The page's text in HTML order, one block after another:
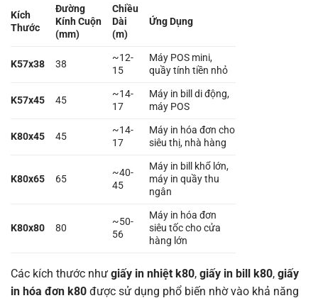
Kích
Thước
Đường
Kính Cuộn
(mm)
Chiều
Dài
(m)
Ứng Dụng
K57x38 38
~12-
15
Máy POS mini,
quầy tính tiền nhỏ
K57x45 45
~14-
17
Máy in bill di động,
máy POS
K80x45 45
~14-
17
Máy in hóa đơn cho
siêu thị, nhà hàng
K80x65 65
~40-
45
Máy in bill khổ lớn,
máy in quầy thu
ngân
K80x80 80
~50-
56
Máy in hóa đơn
siêu tốc cho cửa
hàng lớn
Các kích thước như giấy in nhiệt k80, giấy in bill k80, giấy
in hóa đơn k80 được sử dụng phổ biến nhờ vào khả năng